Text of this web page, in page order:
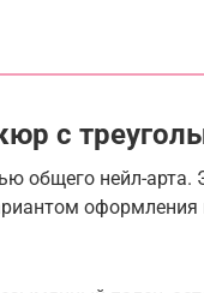
с
общего нейл-арта.
оформления